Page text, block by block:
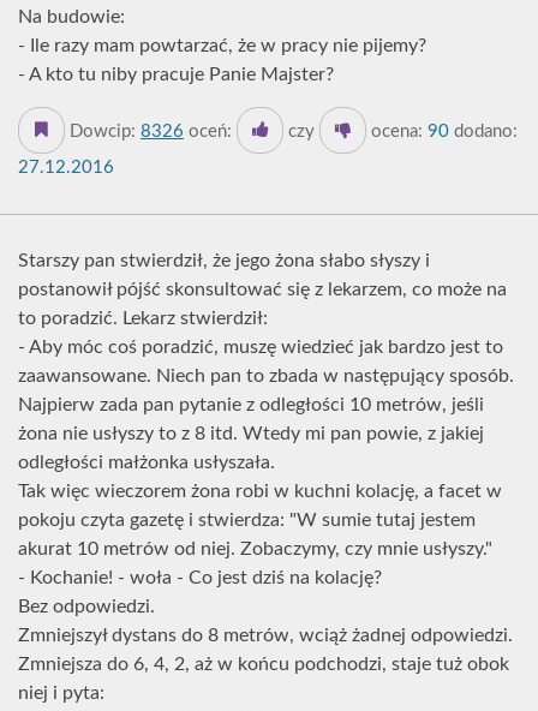
Na budowie:
- Ile razy mam powtarzać, że w pracy nie pijemy?
- A kto tu niby pracuje Panie Majster?
Dowcip: 8326 oceń: czy ocena: 90 dodano:
27.12.2016
Starszy pan stwierdził, że jego żona słabo słyszy i
postanowił pójść skonsultować się z lekarzem, co może na
to poradzić. Lekarz stwierdził:
- Aby móc coś poradzić, muszę wiedzieć jak bardzo jest to
zaawansowane. Niech pan to zbada w następujący sposób.
Najpierw zada pan pytanie z odległości 10 metrów, jeśli
żona nie usłyszy to z 8 itd. Wtedy mi pan powie, z jakiej
odległości małżonka usłyszała.
Tak więc wieczorem żona robi w kuchni kolację, a facet w
pokoju czyta gazetę i stwierdza: "W sumie tutaj jestem
akurat 10 metrów od niej. Zobaczymy, czy mnie usłyszy."
- Kochanie! - woła - Co jest dziś na kolację?
Bez odpowiedzi.
Zmniejszył dystans do 8 metrów, wciąż żadnej odpowiedzi.
Zmniejsza do 6, 4, 2, aż w końcu podchodzi, staje tuż obok
niej i pyta: